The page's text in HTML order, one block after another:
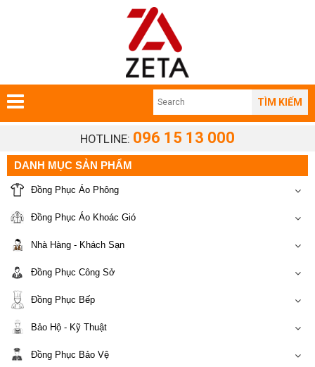
TÌM KIẾM
HOTLINE: 096 15 13 000
DANH MỤC SẢN PHẨM
Đồng Phục Áo Phông
Đồng Phục Áo Khoác Gió
Nhà Hàng - Khách Sạn
Đồng Phục Công Sở
Đồng Phục Bếp
Bảo Hộ - Kỹ Thuật
Đồng Phục Bảo Vệ